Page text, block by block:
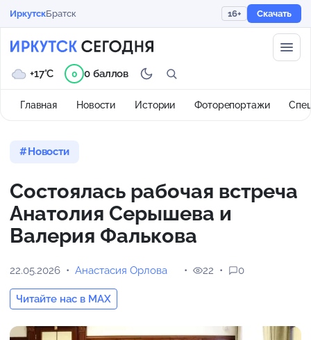
ИркутскБратск 16+ Скачать
Главная Новости Истории Фоторепортажи
+17°C 0 0 баллов
Новости
Состоялась рабочая встреча
Анатолия Серышева и
Валерия Фалькова
22.05.2026 Анастасия Орлова
Читайте нас в MAX
22 0